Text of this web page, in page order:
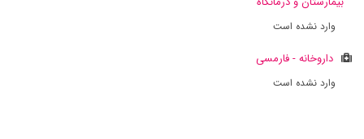
وارد نشده است
داروخانه - فارمسی
وارد نشده است